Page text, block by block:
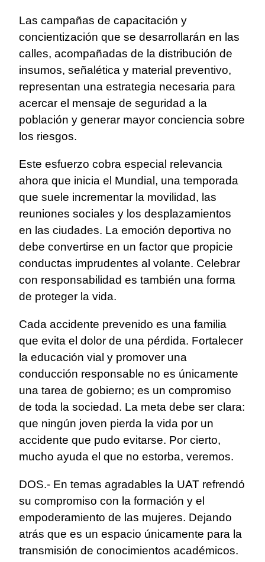
Las campañas de capacitación y
concientización que se desarrollarán en las
calles, acompañadas de la distribución de
insumos, señalética y material preventivo,
representan una estrategia necesaria para
acercar el mensaje de seguridad a la
población y generar mayor conciencia sobre
los riesgos.
Este esfuerzo cobra especial relevancia
ahora que inicia el Mundial, una temporada
que suele incrementar la movilidad, las
reuniones sociales y los desplazamientos
en las ciudades. La emoción deportiva no
debe convertirse en un factor que propicie
conductas imprudentes al volante. Celebrar
con responsabilidad es también una forma
de proteger la vida.
Cada accidente prevenido es una familia
que evita el dolor de una pérdida. Fortalecer
la educación vial y promover una
conducción responsable no es únicamente
una tarea de gobierno; es un compromiso
de toda la sociedad. La meta debe ser clara:
que ningún joven pierda la vida por un
accidente que pudo evitarse. Por cierto,
mucho ayuda el que no estorba, veremos.
DOS.- En temas agradables la UAT refrendó
su compromiso con la formación y el
empoderamiento de las mujeres. Dejando
atrás que es un espacio únicamente para la
transmisión de conocimientos académicos.